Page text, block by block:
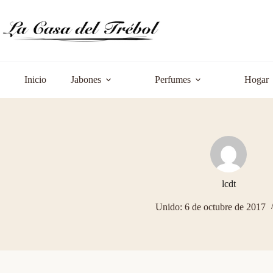
contenido
Inicio Jabones Perfumes Hogar
lcdt
Unido: 6 de octubre de 2017